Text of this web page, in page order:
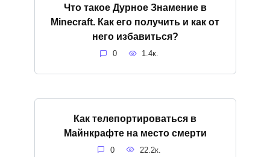
Что такое Дурное Знамение в
Minecraft. Как его получить и как от
него избавиться?
0 1.4к.
Как телепортироваться в
Майнкрафте на место смерти
0 22.2к.